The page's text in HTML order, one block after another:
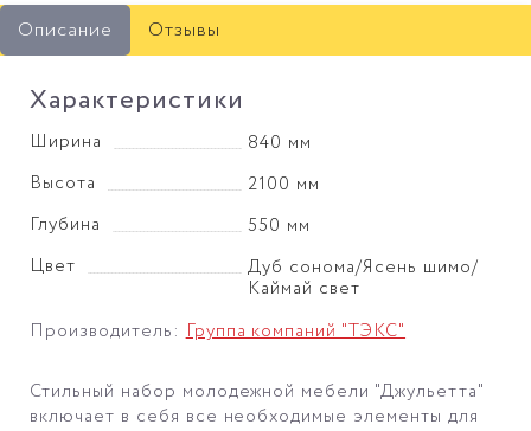
Описание Отзывы
Характеристики
Ширина
840 мм
Высота
2100 мм
Глубина
550 мм
Цвет
Дуб сонома/Ясень шимо/
Каймай свет
Производитель:Группа компаний "ТЭКС"
Стильный набор молодежной мебели "Джульетта"
включает в себя все необходимые элементы для